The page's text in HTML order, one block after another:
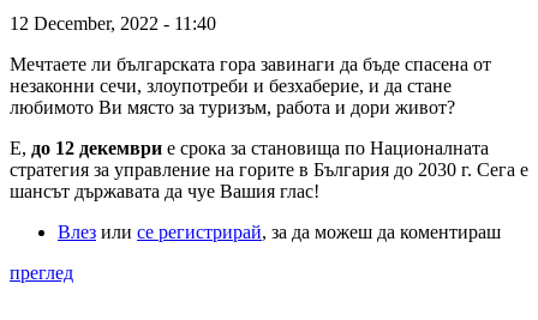
12 December, 2022 - 11:40
Мечтаете ли българската гора завинаги да бъде спасена от
незаконни сечи, злоупотреби и безхаберие, и да стане
любимото Ви място за туризъм, работа и дори живот?
Е, до 12 декември е срока за становища по Националната
стратегия за управление на горите в България до 2030 г. Сега е
шансът държавата да чуе Вашия глас!
Влез или се регистрирай, за да можеш да коментираш
преглед